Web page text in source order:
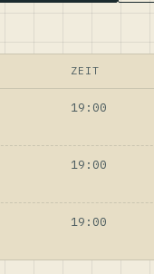
ZEIT
19:00
19:00
19:00